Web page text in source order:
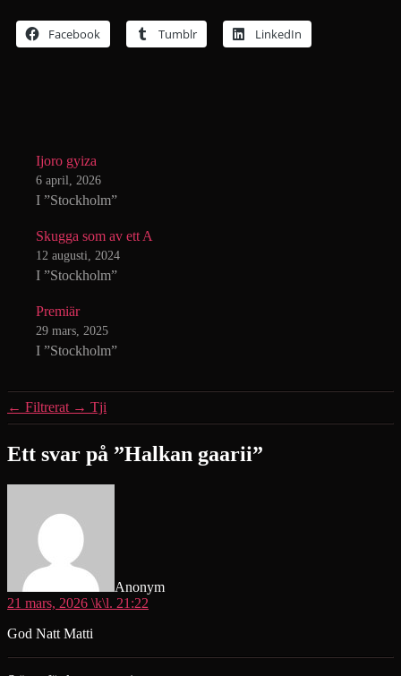
Facebook Tumblr LinkedIn
Ijoro gyiza
6 april, 2026
I ”Stockholm”
Skugga som av ett A
12 augusti, 2024
I ”Stockholm”
Premiär
29 mars, 2025
I ”Stockholm”
← Filtrerat → Tji
Ett svar på ”Halkan gaarii”
Anonym
21 mars, 2026 \k\l. 21:22
God Natt Matti